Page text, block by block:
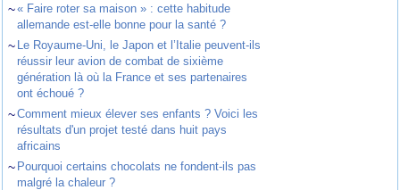
~« Faire roter sa maison » : cette habitude
allemande est-elle bonne pour la santé ?
~ Le Royaume-Uni, le Japon et l’Italie peuvent-ils
réussir leur avion de combat de sixième
génération là où la France et ses partenaires
ont échoué ?
~Comment mieux élever ses enfants ? Voici les
résultats d'un projet testé dans huit pays
africains
~ Pourquoi certains chocolats ne fondent-ils pas
malgré la chaleur ?